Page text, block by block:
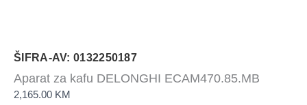
ŠIFRA-AV: 0132250187
Aparat za kafu DELONGHI ECAM470.85.MB
2,165.00 KM